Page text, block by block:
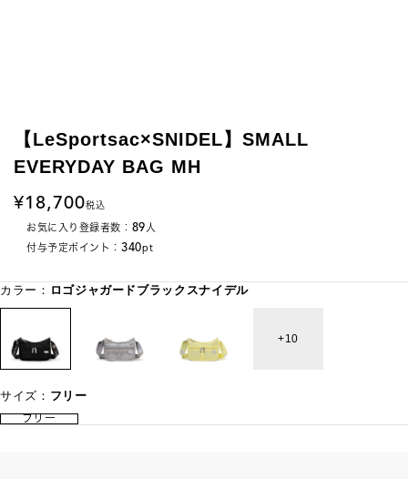
【LeSportsac×SNIDEL】SMALL
EVERYDAY BAG MH
18,700税込
お気に入り登録者数： 89人
付与予定ポイント： 340pt
カラー： ロゴジャガードブラックスナイデル
10
サイズ： フリー
フリー